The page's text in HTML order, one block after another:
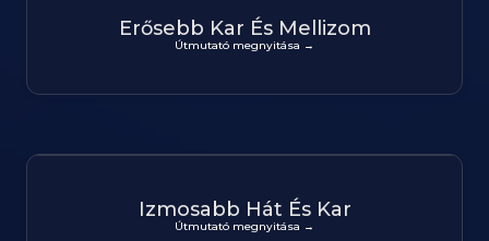
Erősebb Kar És Mellizom
Útmutató megnyitása →
Izmosabb Hát És Kar
Útmutató megnyitása →